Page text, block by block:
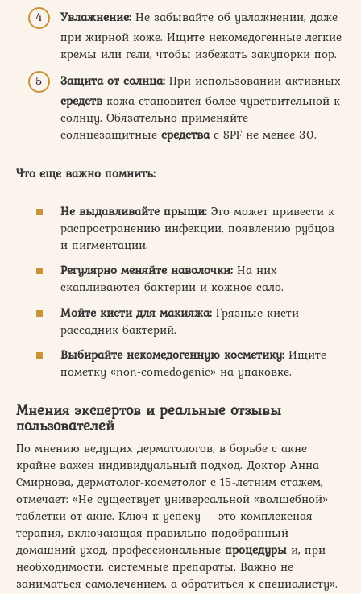
Увлажнение: Не забывайте об увлажнении, даже
при жирной коже. Ищите некомедогенные легкие
кремы или гели, чтобы избежать закупорки пор.
Защита от солнца: При использовании активных
средств кожа становится более чувствительной к
солнцу. Обязательно применяйте
солнцезащитные средствас SPF не менее 30.
Что еще важно помнить:
Не выдавливайте прыщи: Это может привести к
распространению инфекции, появлению рубцов
и пигментации.
Регулярно меняйте наволочки: На них
скапливаются бактерии и кожное сало.
Мойте кисти для макияжа: Грязные кисти –
рассадник бактерий.
Выбирайте некомедогенную косметику: Ищите
пометку «non-comedogenic» на упаковке.
Мнения экспертов и реальные отзывы
пользователей
По мнению ведущих дерматологов, в борьбе с акне
крайне важен индивидуальный подход. Доктор Анна
Смирнова, дерматолог-косметолог с 15-летним стажем,
отмечает: «Не существует универсальной «волшебной»
таблетки от акне. Ключ к успеху – это комплексная
терапия, включающая правильно подобранный
домашний уход, профессиональные процедуры и, при
необходимости, системные препараты. Важно не
заниматься самолечением, а обратиться к специалисту».